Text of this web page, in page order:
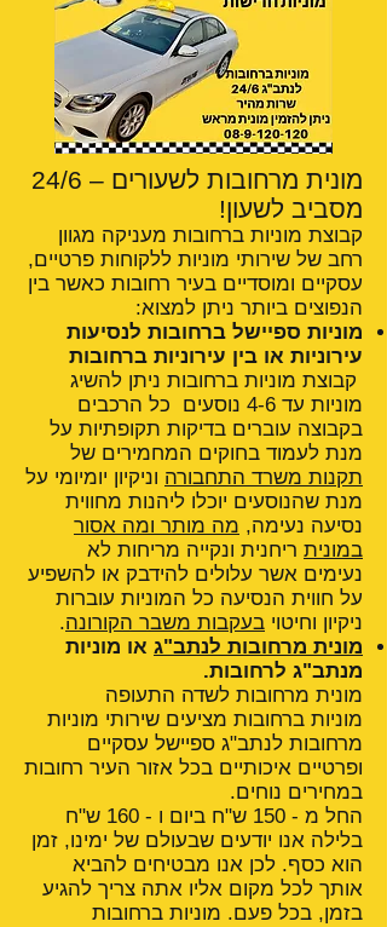
מונית מרחובות לשעורים – 24/6
מסביב לשעון!
קבוצת מוניות ברחובות מעניקה מגוון
רחב של שירותי מוניות ללקוחות פרטיים,
עסקיים ומוסדיים בעיר רחובות כאשר בין
הנפוצים ביותר ניתן למצוא:
מוניות ספיישל ברחובות לנסיעות
עירוניות או בין עירוניות ברחובות
קבוצת מוניות ברחובות ניתן להשיג
מוניות עד 4-6 נוסעים כל הרכבים
בקבוצה עוברים בדיקות תקופתיות על
מנת לעמוד בחוקים המחמירים של
תקנות משרד התחבורה וניקיון יומיומי על
מנת שהנוסעים יוכלו ליהנות מחווית
נסיעה נעימה, מה מותר ומה אסור
במונית ריחנית ונקייה מריחות לא
נעימים אשר עלולים להידבק או להשפיע
על חווית הנסיעה כל המוניות עוברות
ניקיון וחיטוי בעקבות משבר הקורונה.
מונית מרחובות לנתב"ג או מוניות
מנתב"ג לרחובות.
מונית מרחובות לשדה התעופה
מוניות ברחובות מציעים שירותי מוניות
מרחובות לנתב"ג ספיישל עסקיים
ופרטיים איכותיים בכל אזור העיר רחובות
במחירים נוחים.
החל מ - 150 ש"ח ביום ו - 160 ש"ח
בלילה אנו יודעים שבעולם של ימינו, זמן
הוא כסף. לכן אנו מבטיחים להביא
אותך לכל מקום אליו אתה צריך להגיע
בזמן, בכל פעם. מוניות ברחובות